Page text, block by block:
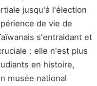
jusqu'à l'élection
de vie de
s'entraidant et
: elle n'est plus
en histoire,
musée national